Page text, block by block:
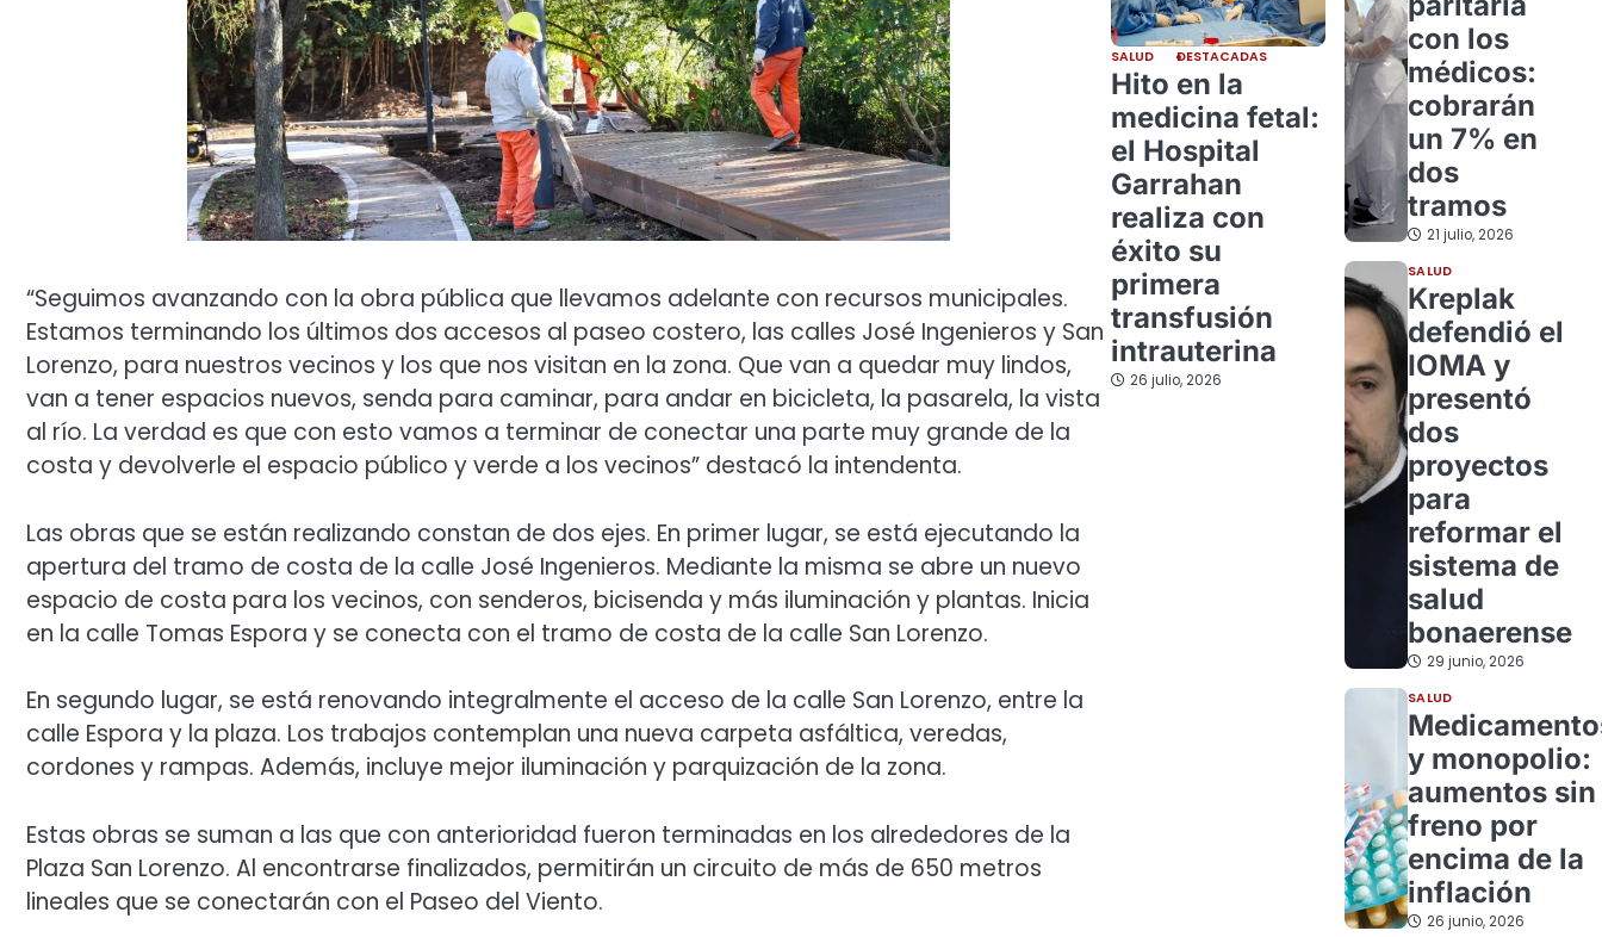
“Seguimos avanzando con la obra pública que llevamos adelante con recursos municipales.
Estamos terminando los últimos dos accesos al paseo costero, las calles José Ingenieros y San
Lorenzo, para nuestros vecinos y los que nos visitan en la zona. Que van a quedar muy lindos,
van a tener espacios nuevos, senda para caminar, para andar en bicicleta, la pasarela, la vista
al río. La verdad es que con esto vamos a terminar de conectar una parte muy grande de la
costa y devolverle el espacio público y verde a los vecinos” destacó la intendenta.
Las obras que se están realizando constan de dos ejes. En primer lugar, se está ejecutando la
apertura del tramo de costa de la calle José Ingenieros. Mediante la misma se abre un nuevo
espacio de costa para los vecinos, con senderos, bicisenda y más iluminación y plantas. Inicia
en la calle Tomas Espora y se conecta con el tramo de costa de la calle San Lorenzo.
En segundo lugar, se está renovando integralmente el acceso de la calle San Lorenzo, entre la
calle Espora y la plaza. Los trabajos contemplan una nueva carpeta asfáltica, veredas,
cordones y rampas. Además, incluye mejor iluminación y parquización de la zona.
Estas obras se suman a las que con anterioridad fueron terminadas en los alrededores de la
Plaza San Lorenzo. Al encontrarse finalizados, permitirán un circuito de más de 650 metros
lineales que se conectarán con el Paseo del Viento.
SALUD DESTACADAS
Hito en la
medicina fetal:
el Hospital
Garrahan
realiza con
éxito su
primera
transfusión
intrauterina
26 julio, 2026
con los
médicos:
cobrarán
un 7% en
dos
tramos
21 julio, 2026
SALUD
Kreplak
defendió el
IOMA y
presentó
dos
proyectos
para
reformar el
sistema de
salud
bonaerense
29 junio, 2026
SALUD
y monopolio:
aumentos sin
freno por
encima de la
inflación
26 junio, 2026